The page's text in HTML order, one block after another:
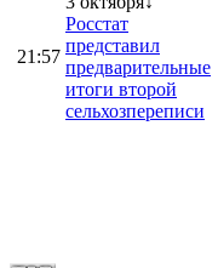
21:57
Росстат
представил
предварительные
итоги второй
сельхозпереписи